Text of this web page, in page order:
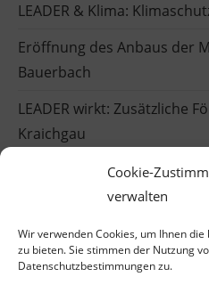
Cookie-
verwalten
Wir verwenden Cookies, um Ihnen
zu bieten. Sie stimmen der Nutzung
Datenschutzbestimmungen zu.
LEADER & Klima:
Eröffnung des Anbaus der
Bauerbach
LEADER wirkt: Zusätzliche
Kraichgau
Einblicke in die LEADER-Welt